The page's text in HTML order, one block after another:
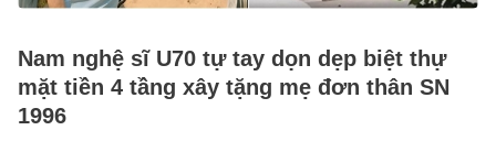
Nam nghệ sĩ U70 tự tay dọn dẹp biệt thự
mặt tiền 4 tầng xây tặng mẹ đơn thân SN
1996